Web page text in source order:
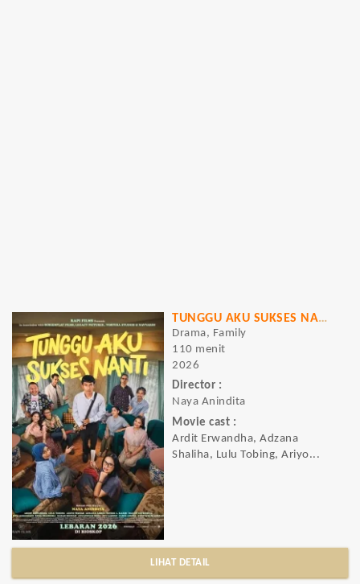
TUNGGU AKU SUKSES NANTI
Drama, Family
110 menit
2026
Director :
Naya Anindita
Movie cast :
Ardit Erwandha, Adzana
Shaliha, Lulu Tobing, Ariyo...
LIHAT DETAIL